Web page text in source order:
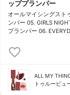
ッププランパー
オールマイシングスト
ンパー 05. GIRLS
プランパー 06.
ALL MY
トゥルービュ